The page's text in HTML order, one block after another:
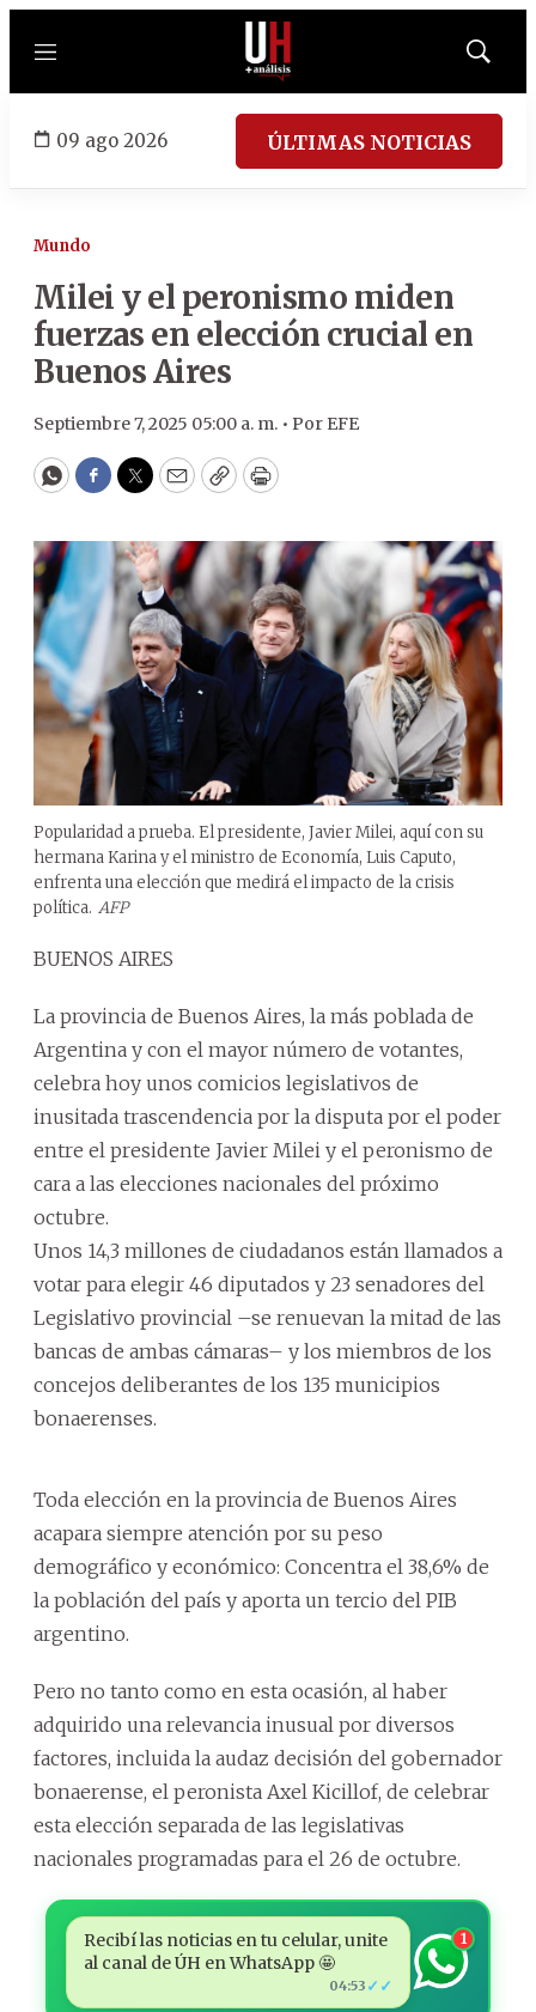
Menú
Mostrar
09 ago 2026 ÚLTIMAS NOTICIAS
Mundo
Milei y el peronismo miden
fuerzas en elección crucial en
Buenos Aires
Septiembre 7, 2025 05:00 a. m. • Por EFE
WhatsApp
Facebook
Twitter
EmailCopyPrint
Popularidad a prueba. El presidente, Javier Milei, aquí con su
hermana Karina y el ministro de Economía, Luis Caputo,
enfrenta una elección que medirá el impacto de la crisis
política. AFP
BUENOS AIRES
La provincia de Buenos Aires, la más poblada de
Argentina y con el mayor número de votantes,
celebra hoy unos comicios legislativos de
inusitada trascendencia por la disputa por el poder
entre el presidente Javier Milei y el peronismo de
cara a las elecciones nacionales del próximo
octubre.
Unos 14,3 millones de ciudadanos están llamados a
votar para elegir 46 diputados y 23 senadores del
Legislativo provincial –se renuevan la mitad de las
bancas de ambas cámaras– y los miembros de los
concejos deliberantes de los 135 municipios
bonaerenses.
Toda elección en la provincia de Buenos Aires
acapara siempre atención por su peso
demográfico y económico: Concentra el 38,6% de
la población del país y aporta un tercio del PIB
argentino.
Pero no tanto como en esta ocasión, al haber
adquirido una relevancia inusual por diversos
factores, incluida la audaz decisión del gobernador
bonaerense, el peronista Axel Kicillof, de celebrar
esta elección separada de las legislativas
nacionales programadas para el 26 de octubre.
Recibí las noticias en tu celular, unite
al canal de ÚH en WhatsApp 🤩
04:53 ✓✓
1